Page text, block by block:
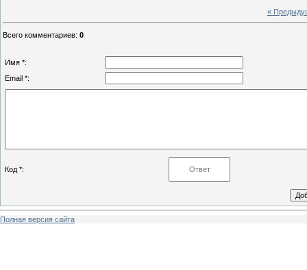
«
Всего комментариев: 0
Имя *:
Email *:
Код *:
Полная версия сайта